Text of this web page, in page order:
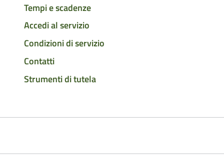
Tempi e scadenze
Accedi al servizio
Condizioni di servizio
Contatti
Strumenti di tutela